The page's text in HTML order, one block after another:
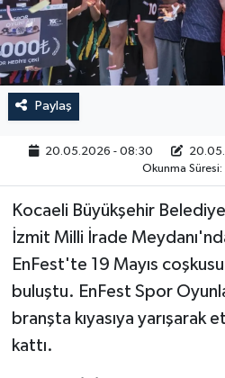
Paylaş
20.05.2026 - 08:30
Okunma Süresi:
Kocaeli Büyükşehir
İzmit Milli İrade
EnFest'te 19 Mayıs
buluştu. EnFest Spor
branşta kıyasıya yarışarak
kattı.
RESMİ İLAN